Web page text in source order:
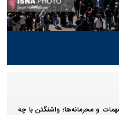
و محرمانه‌ها؛ واشنگتن با چه